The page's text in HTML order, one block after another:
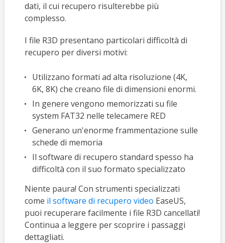
dati, il cui recupero risulterebbe più
complesso.
I file R3D presentano particolari difficoltà di
recupero per diversi motivi:
Utilizzano formati ad alta risoluzione (4K,
6K, 8K) che creano file di dimensioni enormi.
In genere vengono memorizzati su file
system FAT32 nelle telecamere RED
Generano un'enorme frammentazione sulle
schede di memoria
Il software di recupero standard spesso ha
difficoltà con il suo formato specializzato
Niente paura! Con strumenti specializzati
come il software di recupero video EaseUS,
puoi recuperare facilmente i file R3D cancellati!
Continua a leggere per scoprire i passaggi
dettagliati.